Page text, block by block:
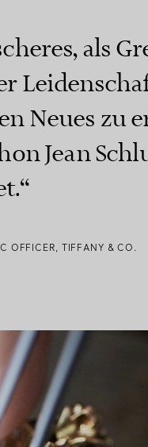
als
Neues zu
Jean
OFFICER, TIFFANY & CO.